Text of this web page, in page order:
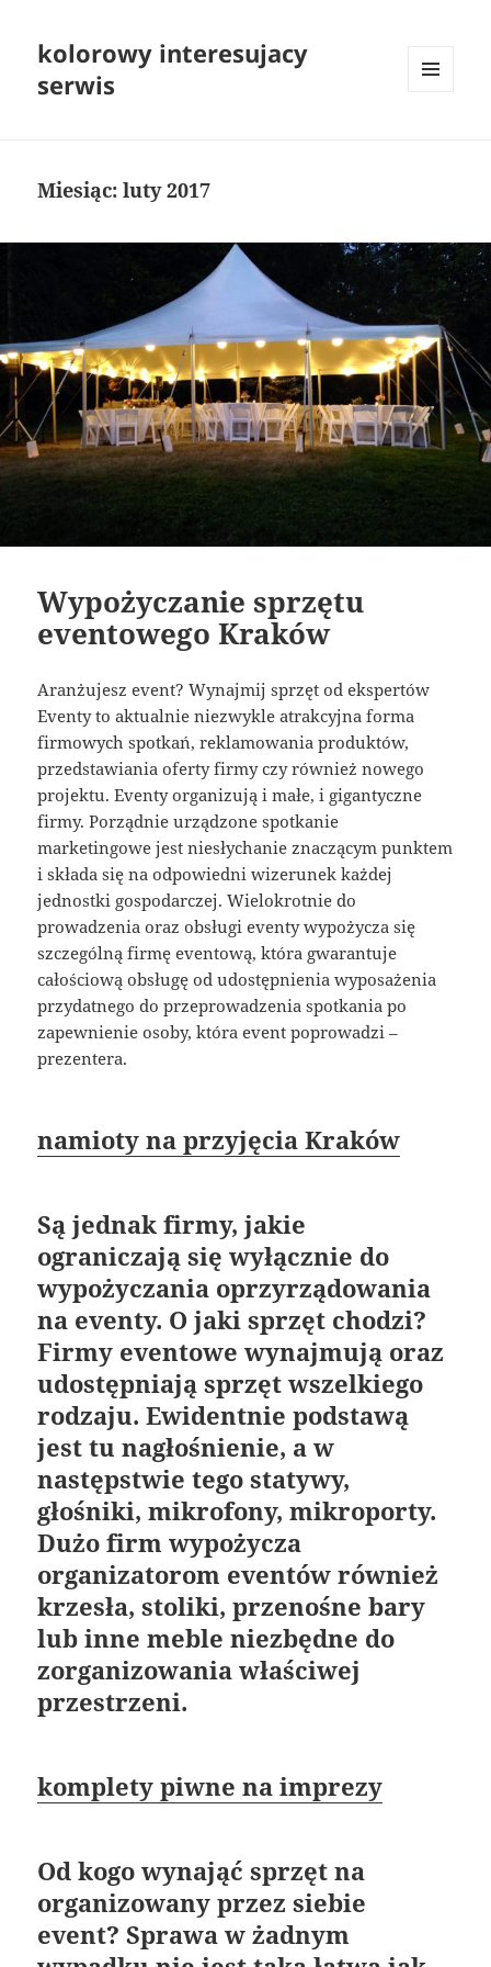
kolorowy interesujacy
serwis
Miesiąc:luty 2017
Wypożyczanie sprzętu
eventowego Kraków
Aranżujesz event? Wynajmij sprzęt od ekspertów
Eventy to aktualnie niezwykle atrakcyjna forma
firmowych spotkań, reklamowania produktów,
przedstawiania oferty firmy czy również nowego
projektu. Eventy organizują i małe, i gigantyczne
firmy. Porządnie urządzone spotkanie
marketingowe jest niesłychanie znaczącym punktem
i składa się na odpowiedni wizerunek każdej
jednostki gospodarczej. Wielokrotnie do
prowadzenia oraz obsługi eventy wypożycza się
szczególną firmę eventową, która gwarantuje
całościową obsługę od udostępnienia wyposażenia
przydatnego do przeprowadzenia spotkania po
zapewnienie osoby, która event poprowadzi –
prezentera.
namioty na przyjęcia Kraków
Są jednak firmy, jakie
ograniczają się wyłącznie do
wypożyczania oprzyrządowania
na eventy. O jaki sprzęt chodzi?
Firmy eventowe wynajmują oraz
udostępniają sprzęt wszelkiego
rodzaju. Ewidentnie podstawą
jest tu nagłośnienie, a w
następstwie tego statywy,
głośniki, mikrofony, mikroporty.
Dużo firm wypożycza
organizatorom eventów również
krzesła, stoliki, przenośne bary
lub inne meble niezbędne do
zorganizowania właściwej
przestrzeni.
komplety piwne na imprezy
Od kogo wynająć sprzęt na
organizowany przez siebie
event? Sprawa w żadnym